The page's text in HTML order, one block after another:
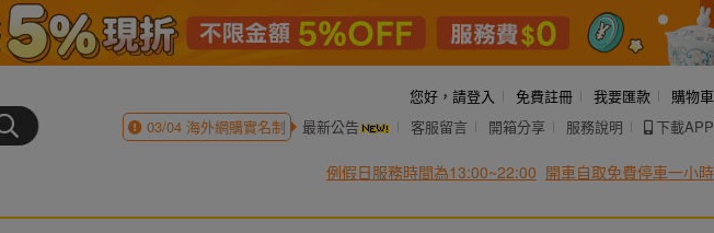
您好， 請登入 免費註冊 我要匯款
購物車
03/04海外網購實名制 最新公告 客服留言 開箱分享 服務說明 下載APP
例假日服務時間為13:00~22:00 開車自取免費停車一小時